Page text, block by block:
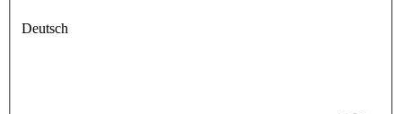
Deutsch